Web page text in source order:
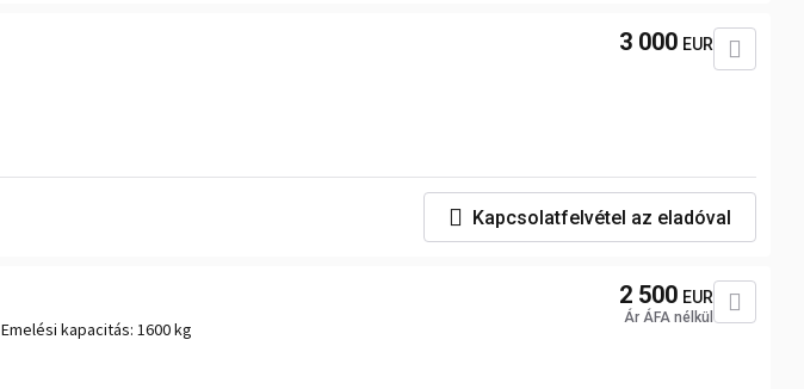
3 000 EUR
Kapcsolatfelvétel az eladóval
Emelési kapacitás: 1600 kg
2 500 EUR
Ár ÁFA nélkül